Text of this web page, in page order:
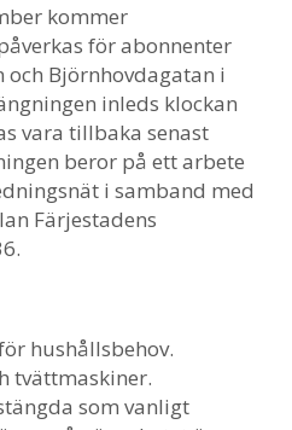
kommer
för abonnenter
och Björnhovdagatan i
inleds klockan
vara tillbaka senast
beror på ett arbete
i samband med
Färjestadens
hushållsbehov.
tvättmaskiner.
som vanligt